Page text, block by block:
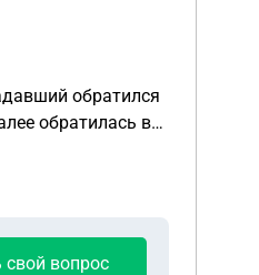
обратился
обратилась в
иск, хоть через 2
свой вопрос